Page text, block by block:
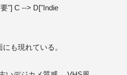
"] C --> D["Indie
も現れている。